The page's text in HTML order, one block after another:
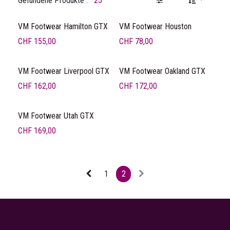
VM Footwear Hamilton GTX
CHF 155,00
VM Footwear Houston
CHF 78,00
VM Footwear Liverpool GTX
CHF 162,00
VM Footwear Oakland GTX
CHF 172,00
VM Footwear Utah GTX
CHF 169,00
1 2